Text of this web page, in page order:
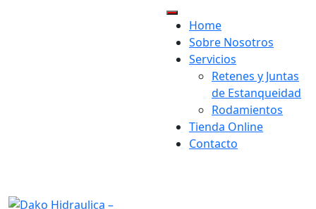
Home
Sobre Nosotros
Servicios
Retenes y Juntas
de Estanqueidad
Rodamientos
Tienda Online
Contacto